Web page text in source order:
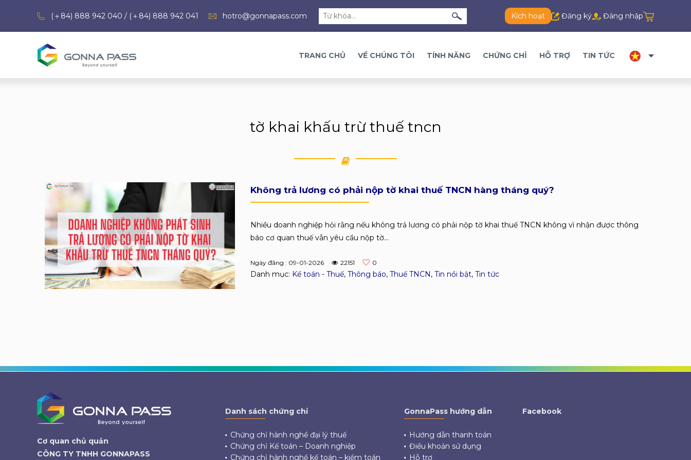
(＋84) 888 942 040 / (＋84) 888 942 041 hotro@gonnapass.com Kích hoạt Đăng ký Đăng nhập
TRANG CHỦ VỀ CHÚNG TÔI TÍNH NĂNG CHỨNG CHỈ HỖ TRỢ TIN TỨC
tờ khai khấu trừ thuế tncn
Không trả lương có phải nộp tờ khai thuế TNCN hàng tháng quý?
Nhiều doanh nghiệp hỏi rằng nếu không trả lương có phải nộp tờ khai thuế TNCN không vì nhận được thông
báo cơ quan thuế vẫn yêu cầu nộp tờ...
Ngày đăng : 09-01-2026 22151 0
Danh mục: Kế toán - Thuế, Thông báo, Thuế TNCN, Tin nổi bật, Tin tức
Cơ quan chủ quản
CÔNG TY TNHH GONNAPASS
Danh sách chứng chỉ
Chứng chỉ hành nghề đại lý thuế
Chứng chỉ Kế toán – Doanh nghiệp
Chứng chỉ hành nghề kế toán – kiểm toán
GonnaPass hướng dẫn
Hướng dẫn thanh toán
Điều khoản sử dụng
Hỗ trợ
Facebook